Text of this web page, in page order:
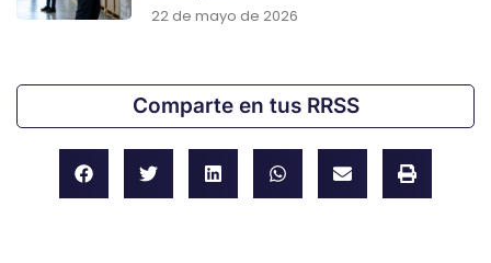
22 de mayo de 2026
Comparte en tus RRSS